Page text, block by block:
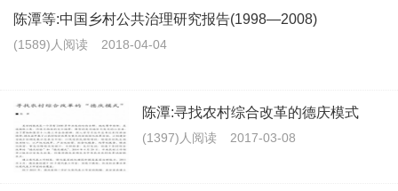
陈潭等:中国乡村公共治理研究报告(1998—2008)
(1589)人阅读 2018-04-04
陈潭:寻找农村综合改革的德庆模式
(1397)人阅读 2017-03-08